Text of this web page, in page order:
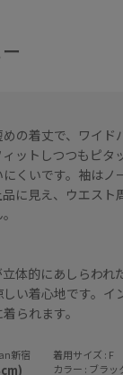
の着丈で、ワイ
ットしつつもピ
くいです。袖は
に見え、ウエス
体的にあしらわ
い着心地です。
られます。
新宿
着用サイズ : F
カラー : ブラッ